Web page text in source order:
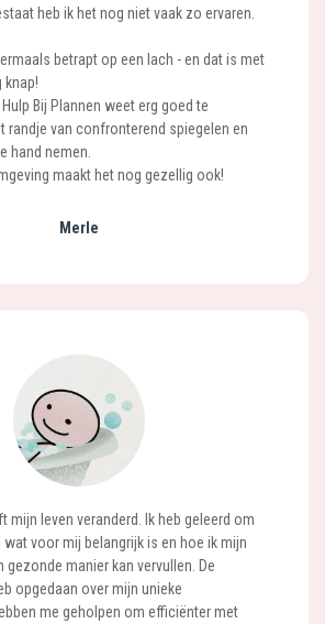
heb ik het nog niet vaak zo ervaren.
betrapt op een lach - en dat is met
knap!
Bij Plannen weet erg goed te
randje van confronterend spiegelen en
hand nemen.
maakt het nog gezellig ook!
Merle
mijn leven veranderd. Ik heb geleerd om
wat voor mij belangrijk is en hoe ik mijn
gezonde manier kan vervullen. De
opgedaan over mijn unieke
me geholpen om efficiënter met